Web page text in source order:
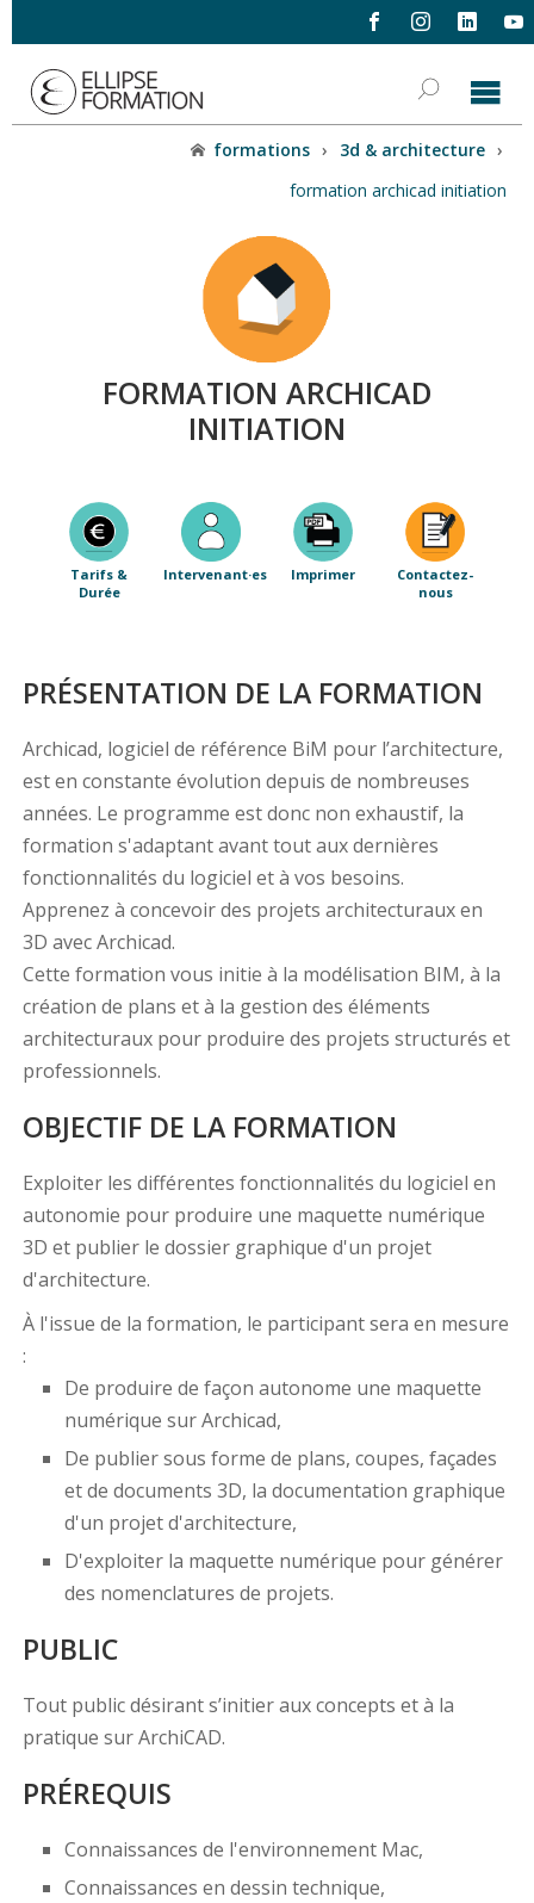
formations › 3d & architecture ›
formation archicad initiation
FORMATION ARCHICAD
INITIATION
Tarifs &
Durée
Intervenant·es Imprimer
Contactez-
nous
PRÉSENTATION DE LA FORMATION
Archicad, logiciel de référence BiM pour l’architecture,
est en constante évolution depuis de nombreuses
années. Le programme est donc non exhaustif, la
formation s'adaptant avant tout aux dernières
fonctionnalités du logiciel et à vos besoins.
Apprenez à concevoir des projets architecturaux en
3D avec Archicad.
Cette formation vous initie à la modélisation BIM, à la
création de plans et à la gestion des éléments
architecturaux pour produire des projets structurés et
professionnels.
OBJECTIF DE LA FORMATION
Exploiter les différentes fonctionnalités du logiciel en
autonomie pour produire une maquette numérique
3D et publier le dossier graphique d'un projet
d'architecture.
À l'issue de la formation, le participant sera en mesure
:
De produire de façon autonome une maquette
numérique sur Archicad,
De publier sous forme de plans, coupes, façades
et de documents 3D, la documentation graphique
d'un projet d'architecture,
D'exploiter la maquette numérique pour générer
des nomenclatures de projets.
PUBLIC
Tout public désirant s’initier aux concepts et à la
pratique sur ArchiCAD.
PRÉREQUIS
Connaissances de l'environnement Mac,
Connaissances en dessin technique,